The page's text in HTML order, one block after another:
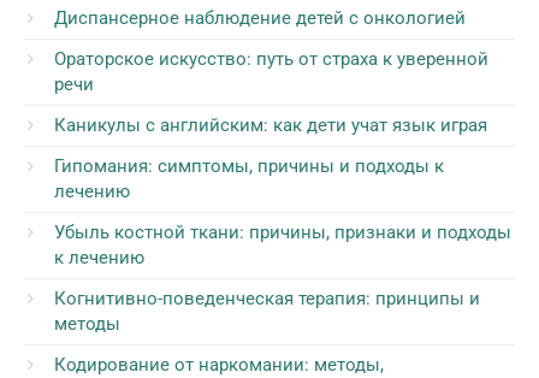
Диспансерное наблюдение детей с онкологией
Ораторское искусство: путь от страха к уверенной
речи
Каникулы с английским: как дети учат язык играя
Гипомания: симптомы, причины и подходы к
лечению
Убыль костной ткани: причины, признаки и подходы
к лечению
Когнитивно-поведенческая терапия: принципы и
методы
Кодирование от наркомании: методы,